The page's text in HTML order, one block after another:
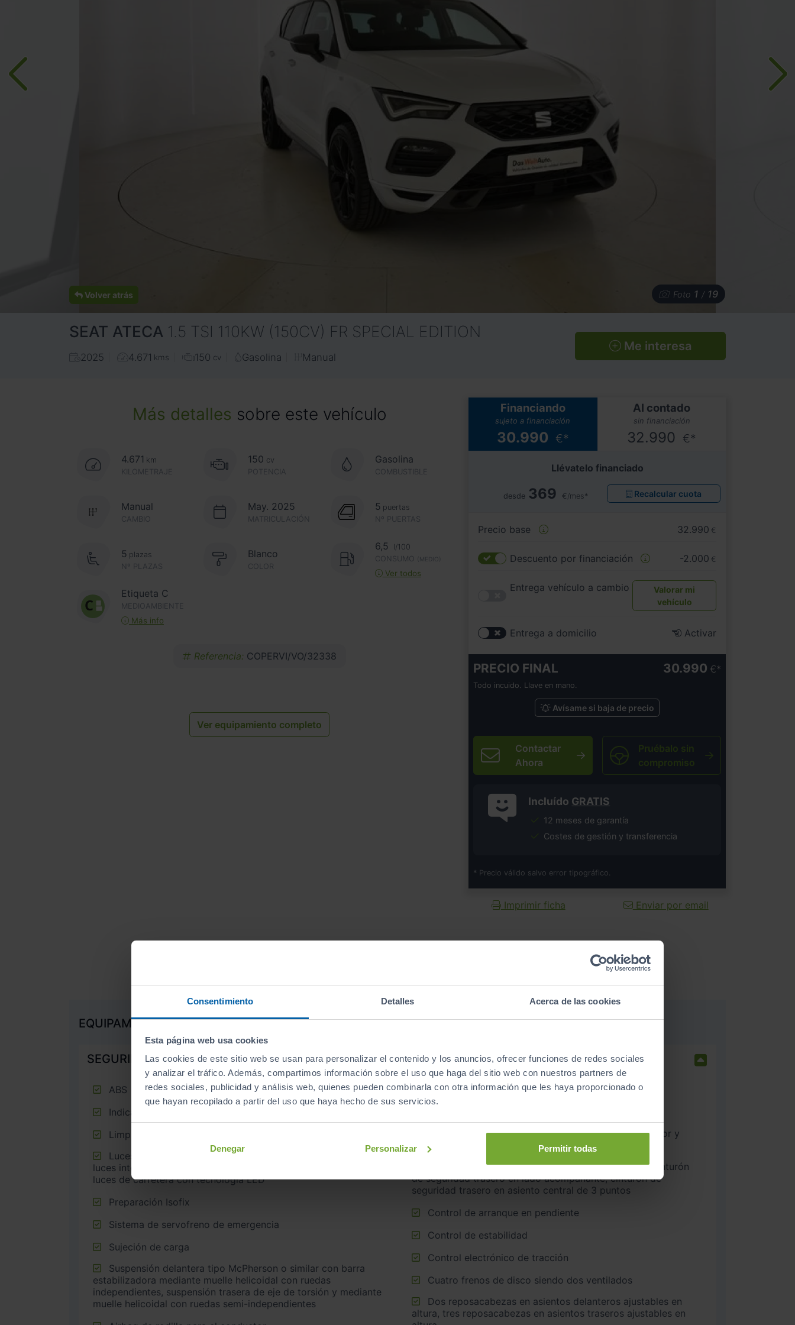
Consentimiento Detalles Acerca de las cookies
Esta página web usa cookies
Las cookies de este sitio web se usan para personalizar el contenido y los anuncios, ofrecer funciones de redes sociales
y analizar el tráfico. Además, compartimos información sobre el uso que haga del sitio web con nuestros partners de
redes sociales, publicidad y análisis web, quienes pueden combinarla con otra información que les haya proporcionado o
que hayan recopilado a partir del uso que haya hecho de sus servicios.
Denegar Personalizar Permitir todas
Volver atrás Foto 1 / 19
SEAT ATECA 1.5 TSI 110KW (150CV) FR SPECIAL EDITION
2025 4.671 kms 150 cv Gasolina Manual
Me interesa
Más detalles sobre este vehículo
4.671 km
KILOMETRAJE
150 cv
POTENCIA
Gasolina
COMBUSTIBLE
CAMBIO
Manual May. 2025
MATRICULACIÓN Nº PUERTAS
5 puertas
Nº PLAZAS
5 plazas Blanco
COLOR
6,5
l/100
CONSUMO
(MEDIO)
Ver todos
Etiqueta C
MEDIOAMBIENTE
Más info
Referencia: COPERVI/VO/32338
Ver equipamiento completo
Financiando
sujeto a financiación
30.990 €*
Al contado
sin financiación
32.990 €*
Llévatelo financiado
desde 369 €/mes* Recalcular cuota
Precio base 32.990 €
Descuento por financiación -2.000 €
Entrega vehículo a cambio
Valorar mi
vehículo
Entrega a domicilio Activar
PRECIO FINAL 30.990 €
Todo incuido. Llave en mano.
Avísame si baja de precio
Contactar
Ahora
Pruébalo sin
compromiso
Incluído GRATIS
12 meses de garantía
Costes de gestión y transferencia
* Precio válido salvo error tipográfico.
Imprimir ficha Enviar por email
EQUIPAMIENTO DE SERIE
SEGURIDAD
ABS
Indicador de baja presión de los neumáticos
Limpiaparabrisas delantero con sensor de lluvia
luces intermitentes laterales, Luces de día, Luces traseras y
luces de carretera con tecnología LED
Preparación Isofix
Sistema de servofreno de emergencia
Sujeción de carga
estabilizadora mediante muelle helicoidal con ruedas
independientes, suspensión trasera de eje de torsión y mediante
muelle helicoidal con ruedas semi-independientes
Airbag lateral de cortina delantero y trasero
acompañante
de seguridad trasero en lado acompañante, cinturón de
seguridad trasero en asiento central de 3 puntos
Control de arranque en pendiente
Control de estabilidad
Control electrónico de tracción
Cuatro frenos de disco siendo dos ventilados
altura, tres reposacabezas en asientos traseros ajustables en